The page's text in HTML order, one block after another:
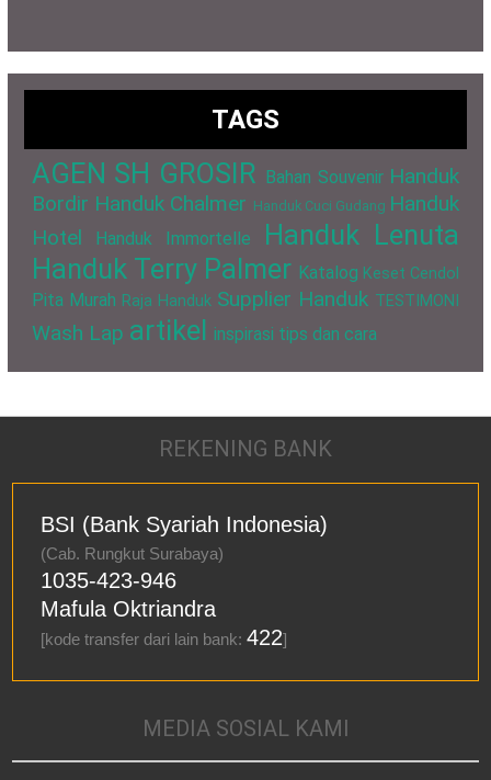
TAGS
AGEN SH GROSIR Bahan Souvenir Handuk
Bordir Handuk Chalmer Handuk Cuci Gudang Handuk
Hotel
Handuk Immortelle
Handuk Lenuta
Handuk Terry Palmer Katalog Keset Cendol
Pita Murah Raja Handuk Supplier Handuk TESTIMONI
Wash Lap artikel inspirasi tips dan cara
REKENING BANK
BSI (Bank Syariah Indonesia)
(Cab. Rungkut Surabaya)
1035-423-946
Mafula Oktriandra
[kode transfer dari lain bank:422]
MEDIA SOSIAL KAMI